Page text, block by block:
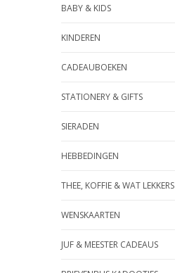
BABY & KIDS
KINDEREN
CADEAUBOEKEN
STATIONERY & GIFTS
SIERADEN
HEBBEDINGEN
THEE, KOFFIE & WAT LEKKERS
WENSKAARTEN
JUF & MEESTER CADEAUS